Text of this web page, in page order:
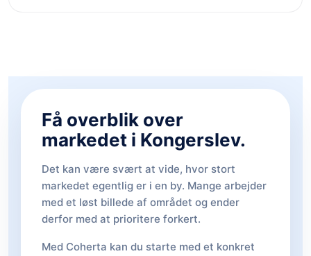
Få overblik over
markedet i Kongerslev.
Det kan være svært at vide, hvor stort
markedet egentlig er i en by. Mange arbejder
med et løst billede af området og ender
derfor med at prioritere forkert.
Med Coherta kan du starte med et konkret